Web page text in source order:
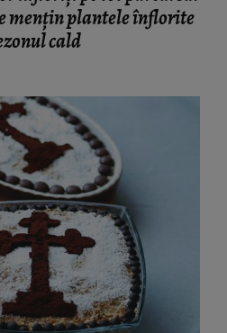
mențin plantele înflorite
cald